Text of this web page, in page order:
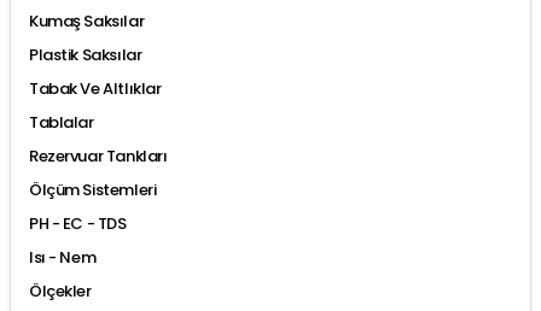
Kumaş Saksılar
Plastik Saksılar
Tabak Ve Altlıklar
Tablalar
Rezervuar Tankları
Ölçüm Sistemleri
PH - EC - TDS
Isı - Nem
Ölçekler